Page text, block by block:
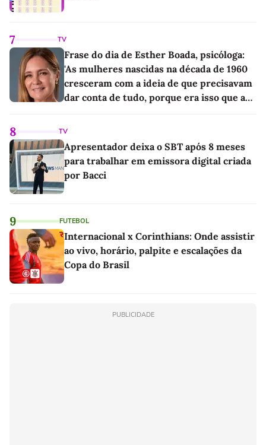
7 TV
Frase do dia de Esther Boada, psicóloga:
'As mulheres nascidas na década de 1960
cresceram com a ideia de que precisavam
dar conta de tudo, porque era isso que a
8 TV
Apresentador deixa o SBT após 8 meses
para trabalhar em emissora digital criada
por Bacci
9 FUTEBOL
Internacional x Corinthians: Onde assistir
ao vivo, horário, palpite e escalações da
Copa do Brasil
PUBLICIDADE